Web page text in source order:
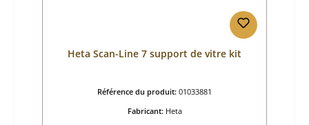
Heta Scan-Line 7 support de vitre kit
Référence du produit: 01033881
Fabricant: Heta